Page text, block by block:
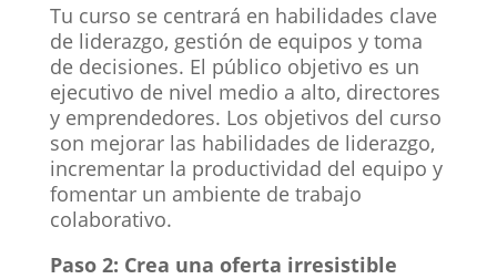
Tu curso se centrará en habilidades clave
de liderazgo, gestión de equipos y toma
de decisiones. El público objetivo es un
ejecutivo de nivel medio a alto, directores
y emprendedores. Los objetivos del curso
son mejorar las habilidades de liderazgo,
incrementar la productividad del equipo y
fomentar un ambiente de trabajo
colaborativo.
Paso 2: Crea una oferta irresistible